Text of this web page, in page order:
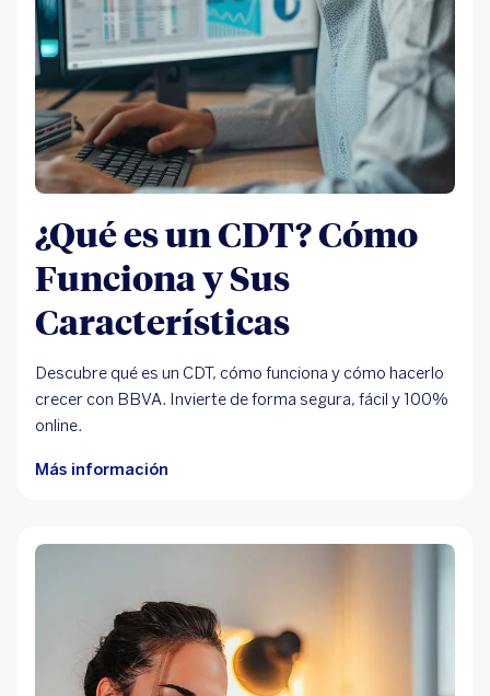
¿Qué es un CDT? Cómo
Funciona y Sus
Características
Descubre qué es un CDT, cómo funciona y cómo hacerlo
crecer con BBVA. Invierte de forma segura, fácil y 100%
online.
Más información